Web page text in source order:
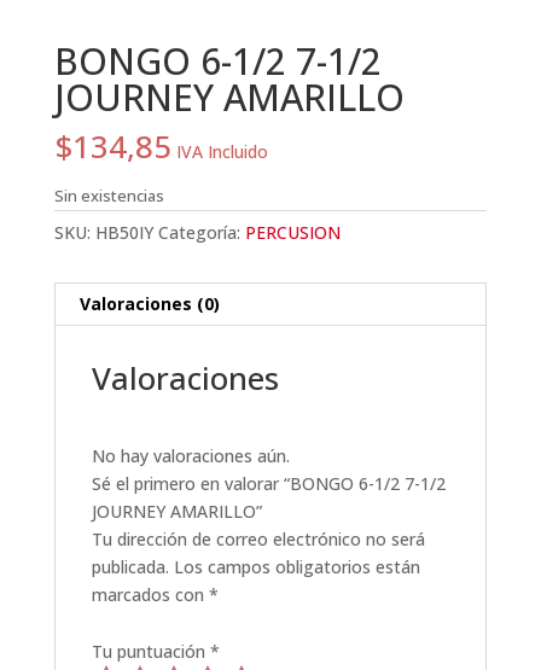
BONGO 6-1/2 7-1/2
JOURNEY AMARILLO
$134,85 IVA Incluido
Sin existencias
SKU: HB50IY Categoría: PERCUSION
Valoraciones (0)
Valoraciones
No hay valoraciones aún.
Sé el primero en valorar “BONGO 6-1/2 7-1/2
JOURNEY AMARILLO”
Tu dirección de correo electrónico no será
publicada. Los campos obligatorios están
marcados con *
Tu puntuación *